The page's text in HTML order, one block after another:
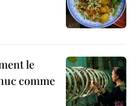
le
comme